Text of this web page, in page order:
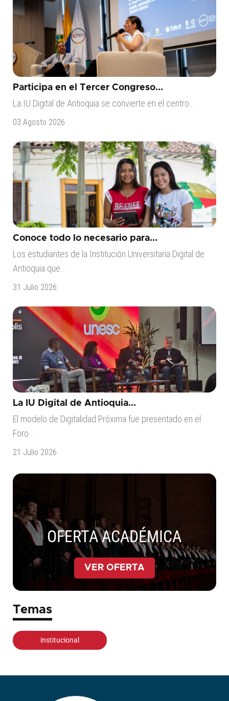
Participa en el Tercer Congreso...
La IU Digital de Antioquia se convierte en el centro...
03 Agosto 2026
Conoce todo lo necesario para...
Los estudiantes de la Institución Universitaria Digital de
Antioquia que...
31 Julio 2026
La IU Digital de Antioquia...
El modelo de Digitalidad Próxima fue presentado en el
Foro...
21 Julio 2026
OFERTA ACADÉMICA
VER OFERTA
Temas
institucional